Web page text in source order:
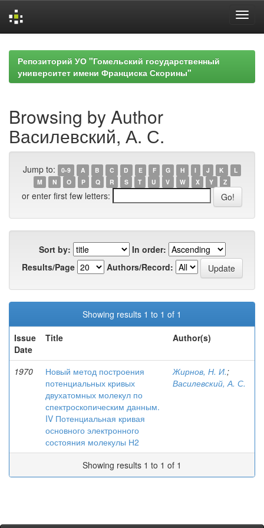
navigationРепозиторий УО "Гомельский государственный
университет имени Франциска Скорины"
Browsing by Author
Василевский, А. С.
Jump to: 0-9 A B C D E F G H I J K
L
M
N O P Q R S T U V W X Y Z
or enter first few letters:
Sort by:
In order:
Results/Page
Authors/Record:
Showing results 1 to 1 of 1
Issue
Date
Title Author(s)
1970
Новый метод построения
потенциальных кривых
двухатомных молекул по
спектроскопическим данным.
IV Потенциальная кривая
основного электронного
состояния молекулы Н2
Жирнов, Н. И.;
Василевский, А. С.
Showing results 1 to 1 of 1